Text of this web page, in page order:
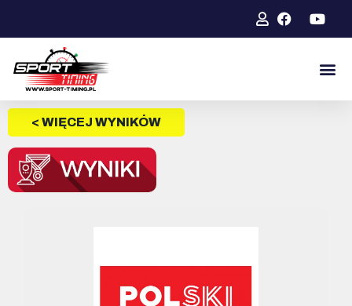
< WIĘCEJ WYNIKÓW